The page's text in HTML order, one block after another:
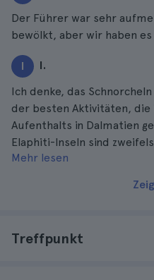
Der Führer war sehr
bewölkt, aber wir haben
I I.
Ich denke, das
der besten Aktivitäten, die
Aufenthalts in Dalmatien
Elaphiti-Inseln sind
würde diesen Ausflug auf
Mehr lesen
Treffpunkt